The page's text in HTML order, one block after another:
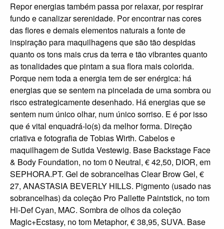
Repor energias também passa por relaxar, por respirar
fundo e canalizar serenidade. Por encontrar nas cores
das flores e demais elementos naturais a fonte de
inspiração para maquilhagens que são tão despidas
quanto os tons mais crus da terra e tão vibrantes quanto
as tonalidades que pintam a sua flora mais colorida.
Porque nem toda a energia tem de ser enérgica: há
energias que se sentem na pincelada de uma sombra ou
risco estrategicamente desenhado. Há energias que se
sentem num único olhar, num único sorriso. E é por isso
que é vital enquadrá-lo(s) da melhor forma. Direção
criativa e fotografia de Tobias Wirth. Cabelos e
maquilhagem de Sutida Vestewig. Base Backstage Face
& Body Foundation, no tom 0 Neutral, € 42,50, DIOR, em
SEPHORA.PT. Gel de sobrancelhas Clear Brow Gel, €
27, ANASTASIA BEVERLY HILLS. Pigmento (usado nas
sobrancelhas) da coleção Pro Pallette Paintstick, no tom
Hi-Def Cyan, MAC. Sombra de olhos da coleção
Magic+Ecstasy, no tom Metaphor, € 38,95, SUVA. Base